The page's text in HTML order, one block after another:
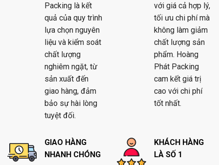
Packing là kết
quả của quy trình
lựa chọn nguyên
liệu và kiểm soát
chất lượng
nghiêm ngặt, từ
sản xuất đến
giao hàng, đảm
bảo sự hài lòng
tuyệt đối.
với giá cả hợp lý,
tối ưu chi phí mà
không làm giảm
chất lượng sản
phẩm. Hoàng
Phát Packing
cam kết giá trị
cao với chi phí
tốt nhất.
GIAO HÀNG
NHANH CHÓNG
KHÁCH HÀNG
LÀ SỐ 1